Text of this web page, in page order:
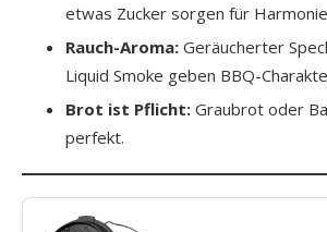
etwas Zucker sorgen für
Rauch-Aroma: Geräucherter
Liquid Smoke geben BBQ-
Brot ist Pflicht: Graubrot oder
perfekt.